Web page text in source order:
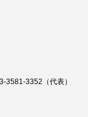
3352（代表）